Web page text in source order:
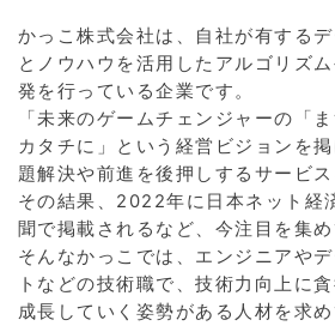
かっこ株式会社は、自社が有する
とノウハウを活用したアルゴリズ
発を行っている企業です。
「未来のゲームチェンジャーの「
カタチに」という経営ビジョンを
題解決や前進を後押しするサービス
その結果、2022年に日本ネット経
聞で掲載されるなど、今注目を集め
そんなかっこでは、エンジニアや
トなどの技術職で、技術力向上に
成長していく姿勢がある人材を求め